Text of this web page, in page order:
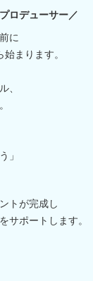
ロデューサー／
に
まります。
、
」
トが完成し
サポートします。